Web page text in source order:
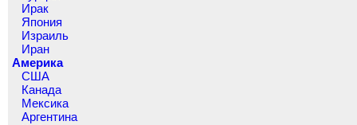
Ирак
Япония
Израиль
Иран
Америка
США
Канада
Мексика
Аргентина